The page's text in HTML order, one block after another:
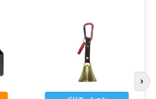
次